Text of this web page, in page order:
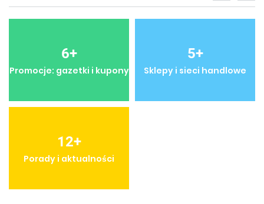
6+
Promocje: gazetki i kupony
5+
Sklepy i sieci handlowe
12+
Porady i aktualności